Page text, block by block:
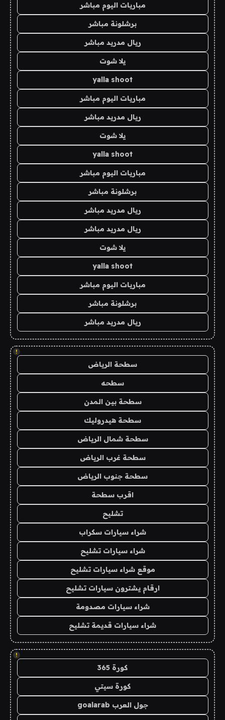
مباريات اليوم مباشر
برشلونة مباشر
ريال مدريد مباشر
يلا شوت
yalla shoot
مباريات اليوم مباشر
ريال مدريد مباشر
يلا شوت
yalla shoot
مباريات اليوم مباشر
برشلونة مباشر
ريال مدريد مباشر
ريال مدريد مباشر
يلا شوت
yalla shoot
مباريات اليوم مباشر
برشلونة مباشر
ريال مدريد مباشر
!
سطحة الرياض
سطحه
سطحة بين المدن
سطحة هيدروليك
سطحة شمال الرياض
سطحة غرب الرياض
سطحة جنوب الرياض
اقرب سطحة
تشليح
شراء سيارات سكراب
شراء سيارات تشليح
موقع شراء سيارات تشليح
ارقام يشترون سيارات تشليح
شراء سيارات مصدومة
شراء سيارات قديمة تشليح
!
كورة 365
كورة سيتي
جول العرب goalarab